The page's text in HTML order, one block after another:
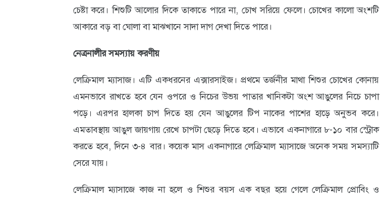
চেষ্টা করে। শিশুটি আলোর দিকে তাকাতে পারে না, চোখ সরিয়ে ফেলে। চোখের কালো অংশটি
আকারে বড় বা ঘোলা বা মাঝখানে সাদা দাগ দেখা দিতে পারে।
নেত্রনালীর সমস্যায় করণীয়
লেক্রিমাল ম্যাসাজ। এটি একধরনের এক্সারসাইজ। প্রথমে তর্জনীর মাথা শিশুর চোখের কোনায়
এমনভাবে রাখতে হবে যেন ওপরে ও নিচের উভয় পাতার খানিকটা অংশ আঙুলের নিচে চাপা
পড়ে। এরপর হালকা চাপ দিতে হয় যেন আঙুলের টিপ নাকের পাশের হাড়ে অনুভব করে।
এমতাবস্থায় আঙুল জায়গায় রেখে চাপটা ছেড়ে দিতে হবে। এভাবে একনাগারে ৮-১০ বার স্ট্রোক
করতে হবে, দিনে ৩-৪ বার। কয়েক মাস একনাগারে লেক্রিমাল ম্যাসাজে অনেক সময় সমস্যাটি
সেরে যায়।
লেক্রিমাল ম্যাসাজে কাজ না হলে ও শিশুর বয়স এক বছর হয়ে গেলে লেক্রিমাল প্রোবিং ও